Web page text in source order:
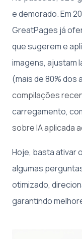
e demorado. Em
GreatPages já
que sugerem e
imagens, ajustam
(mais de 80% dos
compilações
carregamento,
sobre IA aplicada
Hoje, basta ativar
algumas
otimizado,
garantindo